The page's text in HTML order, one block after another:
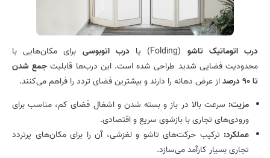
درب اتوماتیک تاشو (Folding) یا درب اتوبوسی برای مکان‌هایی با
محدودیت فضایی شدید طراحی شده است. این درب‌ها قابلیت جمع شدن
تا90درصداز عرض دهانه را دارند و بیشترین فضای تردد را فراهم می‌کنند.
مزیت: سرعت بالا در باز و بسته شدن و اشغال فضای کم، مناسب برای
ورودی‌های تجاری با بازشوی سریع و اقتصادی.
عملکرد: ترکیب حرکت‌های تاشو و لغزشی، آن را برای مکان‌های پرتردد
تجاری بسیار کارآمد می‌سازد.